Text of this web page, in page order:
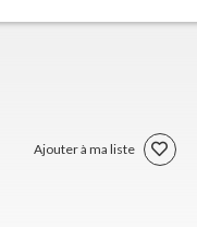
Ajouter à ma liste